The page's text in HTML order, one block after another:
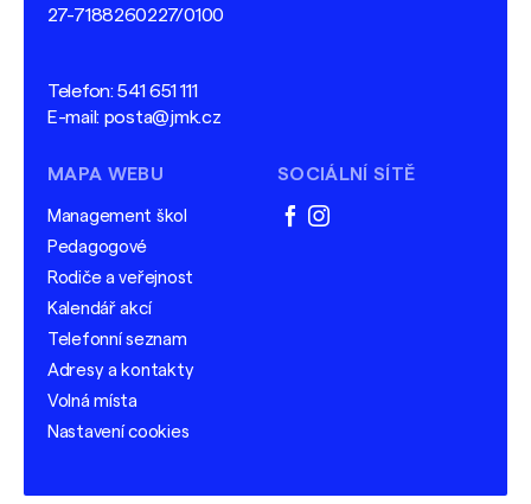
27-7188260227/0100
Telefon:541 651 111
E-mail: posta@jmk.cz
MAPA WEBU
Management škol
Pedagogové
Rodiče a veřejnost
Kalendář akcí
Telefonní seznam
Adresy a kontakty
Volná místa
Nastavení cookies
SOCIÁLNÍ SÍTĚ
facebook
instagram